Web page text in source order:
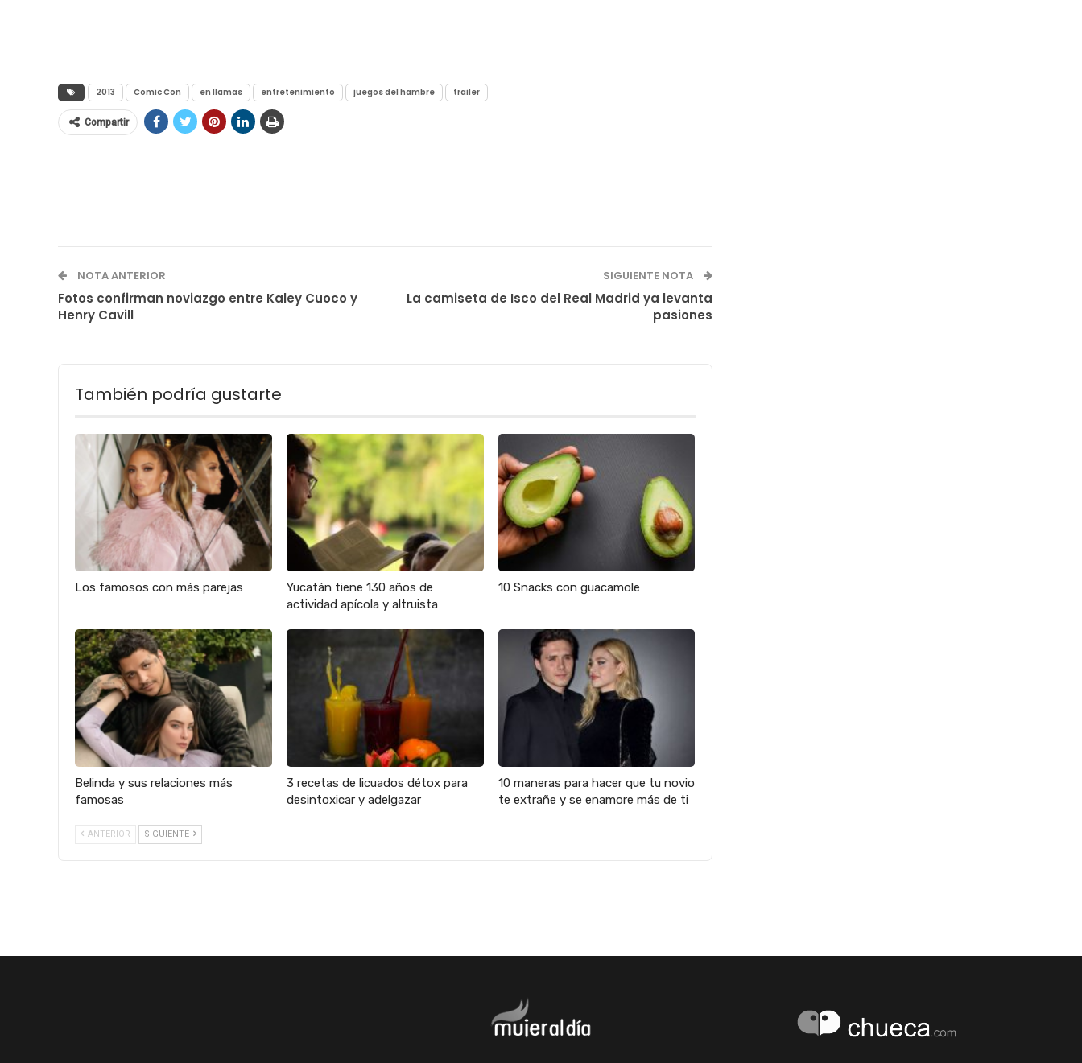
2013 Comic Con en llamas entretenimiento juegos del hambre trailer
Compartir
NOTA ANTERIOR
Fotos confirman noviazgo entre Kaley Cuoco y
Henry Cavill
SIGUIENTE NOTA
La camiseta de Isco del Real Madrid ya levanta
pasiones
También podría gustarte
Los famosos con más parejas
Yucatán tiene 130 años de
actividad apícola y altruista
10 Snacks con guacamole
Belinda y sus relaciones más
famosas
3 recetas de licuados détox para
desintoxicar y adelgazar
10 maneras para hacer que tu novio
te extrañe y se enamore más de ti
ANTERIOR SIGUIENTE